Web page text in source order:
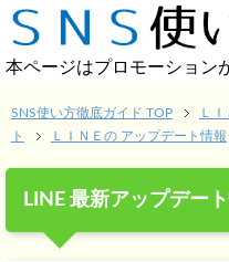
本ページはプロモーション
SNS使い方徹底ガイド TOP
Ｌ
ト
ＬＩＮＥの アップデート情報
LINE 最新アップデー